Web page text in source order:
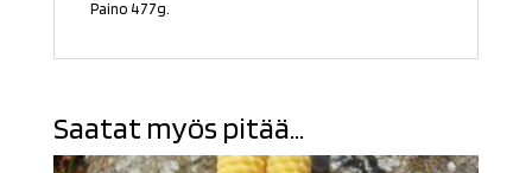
Paino 477g.
Saatat myös pitää...